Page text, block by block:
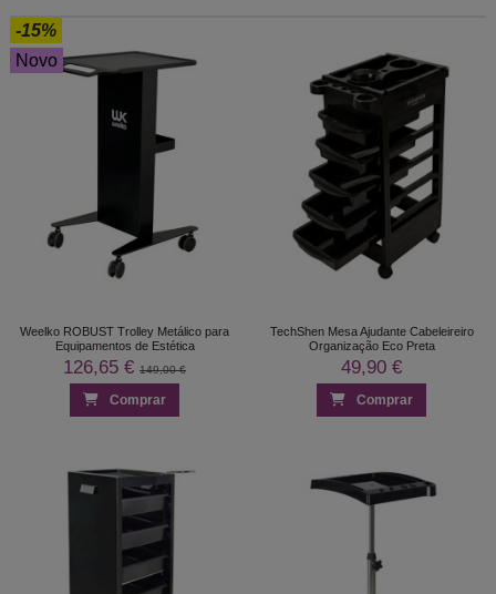
-15%
Novo
Weelko ROBUST Trolley Metálico para
Equipamentos de Estética
126,65 € 149,00 €
Comprar
TechShen Mesa Ajudante Cabeleireiro
Organização Eco Preta
49,90 €
Comprar